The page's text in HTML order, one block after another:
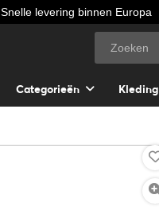
Snelle levering binnen Europa
Categorieën Kleding